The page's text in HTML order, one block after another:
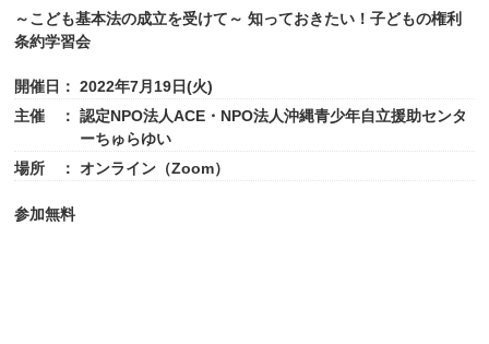
～こども基本法の成立を受けて～ 知っておきたい！子どもの権利
条約学習会
開催日： 2022年7月19日(火)
主催 ： 認定NPO法人ACE・NPO法人沖縄青少年自立援助センタ
ーちゅらゆい
場所 ： オンライン（Zoom）
参加無料